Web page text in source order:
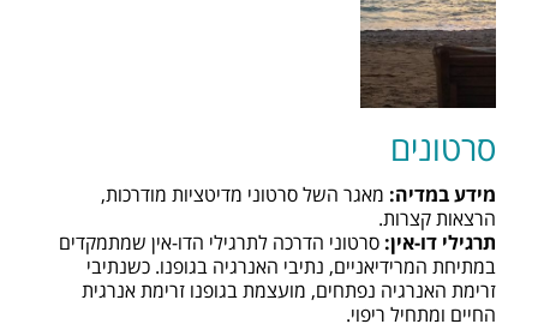
סרטונים
מידע במדיה: מאגר השל סרטוני מדיטציות מודרכות,
הרצאות קצרות.
תרגילי דו-אין: סרטוני הדרכה לתרגילי הדו-אין שמתמקדים
במתיחת המרידיאניים, נתיבי האנרגיה בגופנו. כשנתיבי
זרימת האנרגיה נפתחים, מועצמת בגופנו זרימת אנרגית
החיים ומתחיל ריפוי.